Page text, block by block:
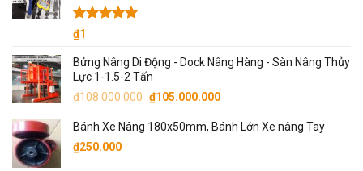
Được xếp
hạng
5 sao
₫1
Bửng Nâng Di Động - Dock Nâng Hàng - Sàn Nâng Thủy
Lực 1-1.5-2 Tấn
₫108.000.000 Giá
là:
₫105.000.000Giá
tại
Bánh Xe Nâng 180x50mm, Bánh Lớn Xe nâng Tay
₫250.000